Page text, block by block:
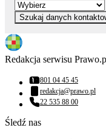
Szukaj danych
Redakcja serwisu
Numer telefonu:
801 04 45 45
Adres email:
redakcja@prawo.pl
Numer telefonu:
22 535 88 00
Śledź nas